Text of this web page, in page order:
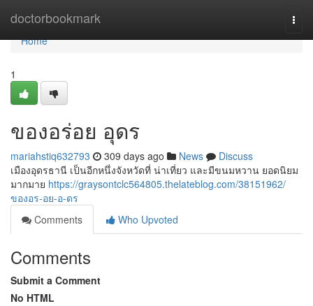
doctorbookmark
Home
Home
1
ของอร่อย อุดร
mariahstiq632793 309 days ago News
Discuss
เมืองอุดรธานี เป็นอีกหนึ่งจังหวัดที่ น่าเที่ยว และมีขนมหวาน ยอดนิยม
มากมาย https://graysontclc564805.thelateblog.com/38151962/
ของอร-อย-อ-ดร
Comments
Who Upvoted
Comments
Submit a Comment
No HTML